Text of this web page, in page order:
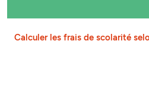
Calculer les frais de scolarité